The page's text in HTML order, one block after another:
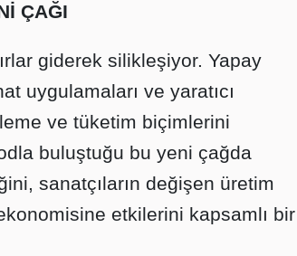
ÇAĞI
giderek silikleşiyor. Yapay
uygulamaları ve yaratıcı
ve tüketim biçimlerini
buluştuğu bu yeni çağda
sanatçıların değişen üretim
etkilerini kapsamlı bir